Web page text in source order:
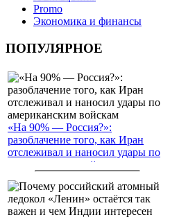
Promo
Экономика и финансы
ПОПУЛЯРНОЕ
«На 90% — Россия?»:
разоблачение того, как Иран
отслеживал и наносил удары по
американским войскам